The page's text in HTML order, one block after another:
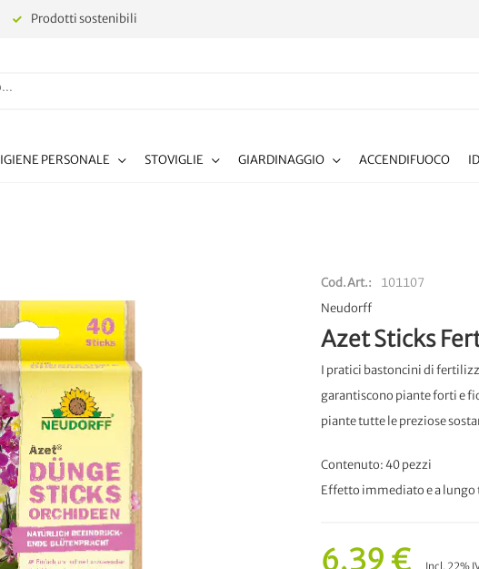
Prodotti sostenibili
IGIENE PERSONALE STOVIGLIE GIARDINAGGIO ACCENDIFUOCO
Cod.Art.
101107
Neudorff
Azet Sticks
I pratici bastoncini di
garantiscono piante forti e
piante tutte le preziose
Contenuto: 40 pezzi
Effetto immediato e a
6,39 €